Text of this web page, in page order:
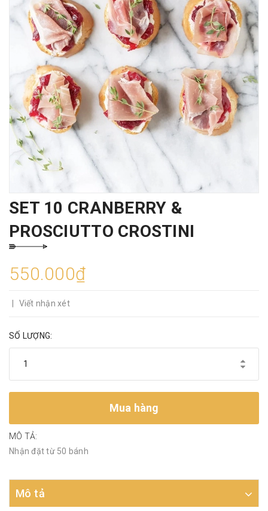
SET 10 CRANBERRY &
PROSCIUTTO CROSTINI
550.000₫
Viết nhận xét
SỐ LƯỢNG:
Mua hàng
MÔ TẢ:
Nhận đặt từ 50 bánh
Mô tả